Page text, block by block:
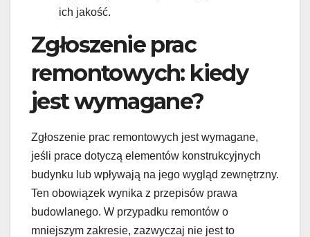
ich jakość.
Zgłoszenie prac
remontowych: kiedy
jest wymagane?
Zgłoszenie prac remontowych jest wymagane,
jeśli prace dotyczą elementów konstrukcyjnych
budynku lub wpływają na jego wygląd zewnętrzny.
Ten obowiązek wynika z przepisów prawa
budowlanego. W przypadku remontów o
mniejszym zakresie, zazwyczaj nie jest to